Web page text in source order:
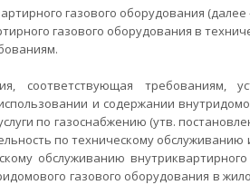
газового оборудования
газового оборудования в
соответствующая требованиям,
и содержании
по газоснабжению (утв.
по техническому
обслуживанию
газового оборудования в